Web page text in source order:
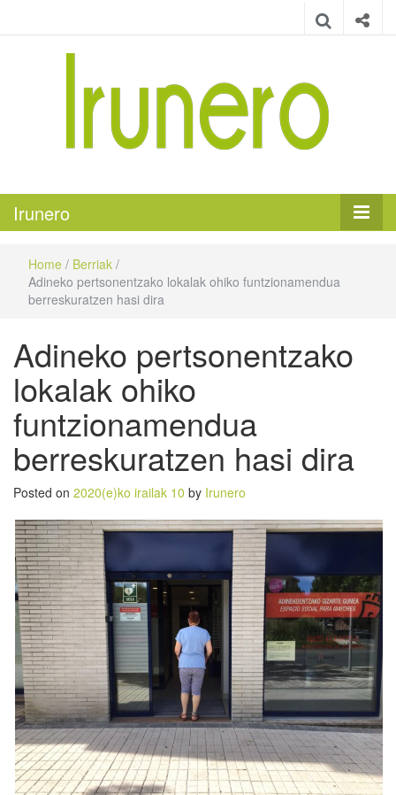
Irunero
Home / Berriak /
Adineko pertsonentzako lokalak ohiko funtzionamendua
berreskuratzen hasi dira
Adineko pertsonentzako
lokalak ohiko
funtzionamendua
berreskuratzen hasi dira
Posted on 2020(e)ko irailak 10 by Irunero